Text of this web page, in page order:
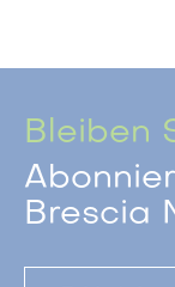
Bleiben
Brescia